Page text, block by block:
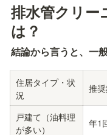
排水管クリー
は？
結論から言うと、一
住居タイプ・状
況
推
戸建て（油料理
が多い）
年1